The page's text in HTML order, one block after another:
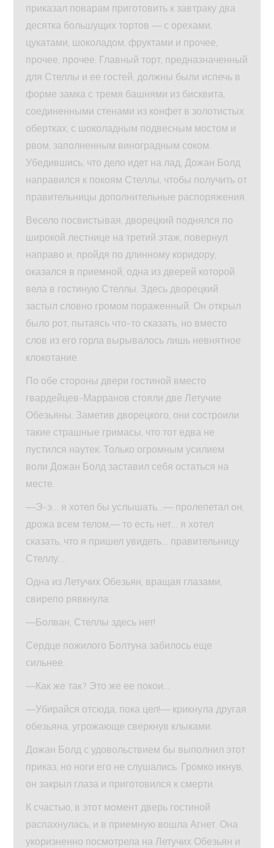
приказал поварам приготовить к завтраку два
десятка большущих тортов — с орехами,
цукатами, шоколадом, фруктами и прочее,
прочее, прочее. Главный торт, предназначенный
для Стеллы и ее гостей, должны были испечь в
форме замка с тремя башнями из бисквита,
соединенными стенами из конфет в золотистых
обертках, с шоколадным подвесным мостом и
рвом, заполненным виноградным соком.
Убедившись, что дело идет на лад, Дожан Болд
направился к покоям Стеллы, чтобы получить от
правительницы дополнительные распоряжения.
Весело посвистывая, дворецкий поднялся по
широкой лестнице на третий этаж, повернул
направо и, пройдя по длинному коридору,
оказался в приемной, одна из дверей которой
вела в гостиную Стеллы. Здесь дворецкий
застыл словно громом пораженный. Он открыл
было рот, пытаясь что-то сказать, но вместо
слов из его горла вырывалось лишь невнятное
клокотание.
По обе стороны двери гостиной вместо
гвардейцев-Марранов стояли две Летучие
Обезьяны. Заметив дворецкого, они состроили
такие страшные гримасы, что тот едва не
пустился наутек. Только огромным усилием
воли Дожан Болд заставил себя остаться на
месте.
—Э-э… я хотел бы услышать…— пролепетал он,
дрожа всем телом,— то есть нет… я хотел
сказать, что я пришел увидеть… правительницу
Стеллу…
Одна из Летучих Обезьян, вращая глазами,
свирепо рявкнула:
—Болван, Стеллы здесь нет!
Сердце пожилого Болтуна забилось еще
сильнее.
—Как же так? Это же ее покои…
—Убирайся отсюда, пока цел!— крикнула другая
обезьяна, угрожающе сверкнув клыками.
Дожан Болд с удовольствием бы выполнил этот
приказ, но ноги его не слушались. Громко икнув,
он закрыл глаза и приготовился к смерти.
К счастью, в этот момент дверь гостиной
распахнулась, и в приемную вошла Агнет. Она
укоризненно посмотрела на Летучих Обезьян и